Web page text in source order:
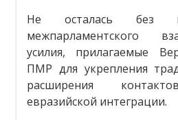
Не осталась без
межпарламентского
усилия, прилагаемые
ПМР для укрепления
расширения
евразийской интеграции.